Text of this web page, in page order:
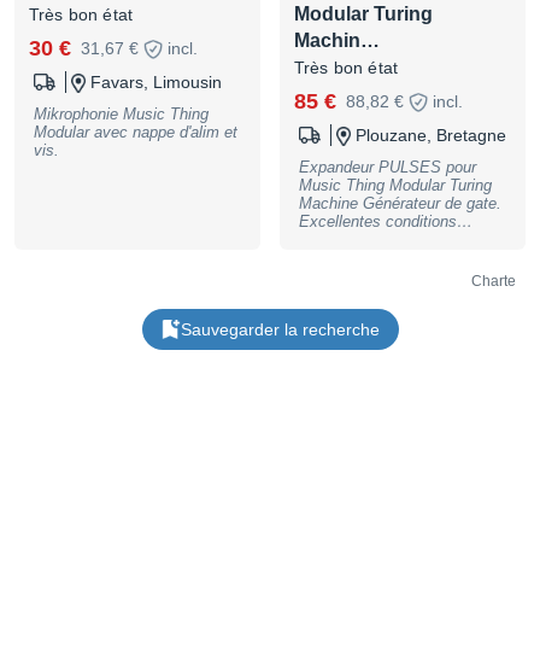
Très bon état
30 € 31,67 €
incl.
Favars, Limousin
Mikrophonie Music Thing
Modular avec nappe d'alim et
vis.
Modular Turing
Machin…
Très bon état
85 € 88,82 €
incl.
Plouzane, Bretagne
Expandeur PULSES pour
Music Thing Modular Turing
Machine Générateur de gate.
Excellentes conditions
Charte
Sauvegarder la recherche